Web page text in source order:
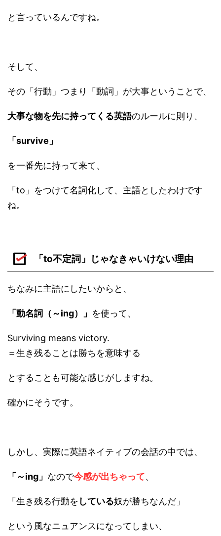
と言っているんですね。
そして、
その「行動」つまり「動詞」が大事ということで、
大事な物を先に持ってくる英語のルールに則り、
「survive」
を一番先に持って来て、
「to」をつけて名詞化して、主語としたわけです
ね。
「to不定詞」じゃなきゃいけない理由
ちなみに主語にしたいからと、
「動名詞（～ing）」 を使って、
Surviving means victory.
＝生き残ることは勝ちを意味する
とすることも可能な感じがしますね。
確かにそうです。
しかし、実際に英語ネイティブの会話の中では、
「～ing」 なので今感が出ちゃって、
「生き残る行動を している奴が勝ちなんだ」
という風なニュアンスになってしまい、